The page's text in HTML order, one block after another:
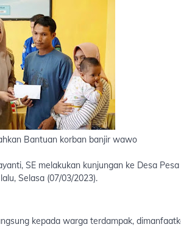
Bantuan korban banjir wawo
SE melakukan kunjungan ke Desa
Selasa (07/03/2023).
kepada warga terdampak,